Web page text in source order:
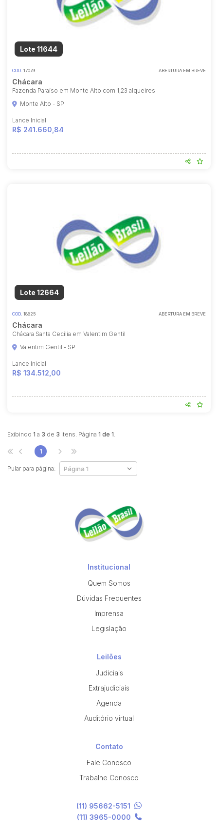
Lote 11644
COD. 17079 ABERTURA EM BREVE
Chácara
Fazenda Paraíso em Monte Alto com 1,23 alqueires
Monte Alto - SP
Lance Inicial
R$ 241.660,84
Lote 12664
COD. 18825 ABERTURA EM BREVE
Chácara
Chácara Santa Cecília em Valentim Gentil
Valentim Gentil - SP
Lance Inicial
R$ 134.512,00
Exibindo 1 a 3 de 3 itens. Página 1 de 1.
Pular para página:
1
Institucional
Quem Somos
Dúvidas Frequentes
Imprensa
Legislação
Leilões
Judiciais
Extrajudiciais
Agenda
Auditório virtual
Contato
Fale Conosco
Trabalhe Conosco
(11) 95662-5151
(11) 3965-0000